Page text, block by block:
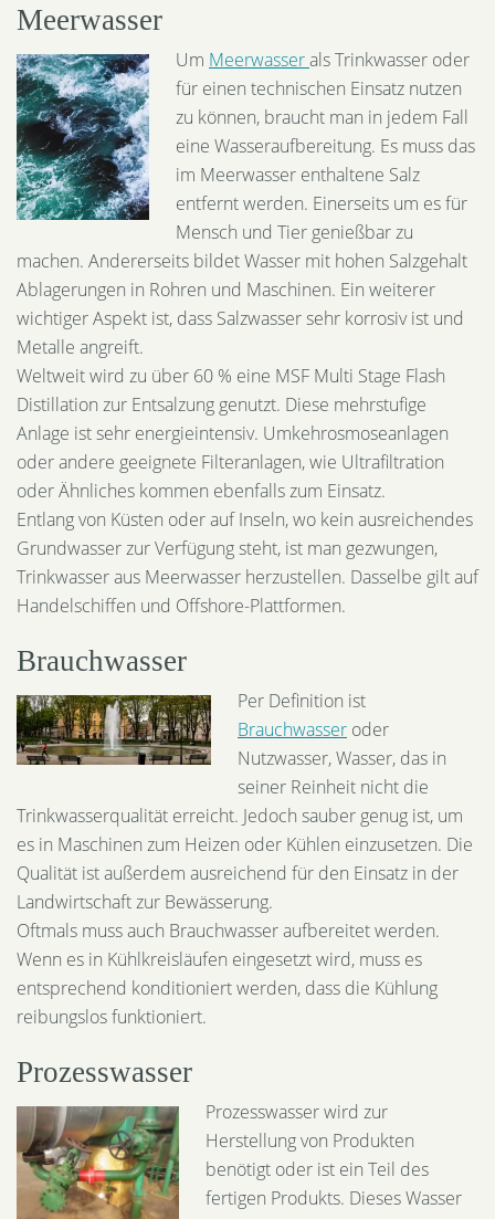
Meerwasser
Um Meerwasserals Trinkwasser oder
für einen technischen Einsatz nutzen
zu können, braucht man in jedem Fall
eine Wasseraufbereitung. Es muss das
im Meerwasser enthaltene Salz
entfernt werden. Einerseits um es für
Mensch und Tier genießbar zu
machen. Andererseits bildet Wasser mit hohen Salzgehalt
Ablagerungen in Rohren und Maschinen. Ein weiterer
wichtiger Aspekt ist, dass Salzwasser sehr korrosiv ist und
Metalle angreift.
Weltweit wird zu über 60 % eine MSF Multi Stage Flash
Distillation zur Entsalzung genutzt. Diese mehrstufige
Anlage ist sehr energieintensiv. Umkehrosmoseanlagen
oder andere geeignete Filteranlagen, wie Ultrafiltration
oder Ähnliches kommen ebenfalls zum Einsatz.
Entlang von Küsten oder auf Inseln, wo kein ausreichendes
Grundwasser zur Verfügung steht, ist man gezwungen,
Trinkwasser aus Meerwasser herzustellen. Dasselbe gilt auf
Handelschiffen und Offshore-Plattformen.
Brauchwasser
Per Definition ist
Brauchwasser oder
Nutzwasser, Wasser, das in
seiner Reinheit nicht die
Trinkwasserqualität erreicht. Jedoch sauber genug ist, um
es in Maschinen zum Heizen oder Kühlen einzusetzen. Die
Qualität ist außerdem ausreichend für den Einsatz in der
Landwirtschaft zur Bewässerung.
Oftmals muss auch Brauchwasser aufbereitet werden.
Wenn es in Kühlkreisläufen eingesetzt wird, muss es
entsprechend konditioniert werden, dass die Kühlung
reibungslos funktioniert.
Prozesswasser
Prozesswasser wird zur
Herstellung von Produkten
benötigt oder ist ein Teil des
fertigen Produkts. Dieses Wasser